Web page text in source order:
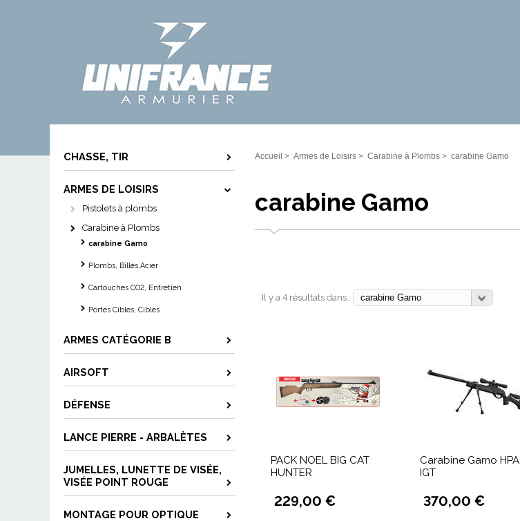
CHASSE, TIR
ARMES DE LOISIRS
Pistolets à plombs
Carabine à Plombs
carabine Gamo
Plombs, Billes Acier
Cartouches CO2, Entretien
Portes Cibles, Cibles
ARMES CATÉGORIE B
AIRSOFT
DÉFENSE
LANCE PIERRE - ARBALÈTES
JUMELLES, LUNETTE DE VISÉE,
VISÉE POINT ROUGE
MONTAGE POUR OPTIQUE
Accueil > Armes de Loisirs> Carabine à Plombs> carabine Gamo
carabine Gamo
Il y a 4 résultats dans :
PACK NOEL BIG CAT
HUNTER
229,00 €
Carabine Gamo HPA
IGT
370,00 €